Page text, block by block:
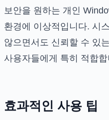
보안을 원하는 개인
환경에 이상적입니다. 시
않으면서도 신뢰할 수 있
사용자들에게 특히 적합
효과적인 사용 팁